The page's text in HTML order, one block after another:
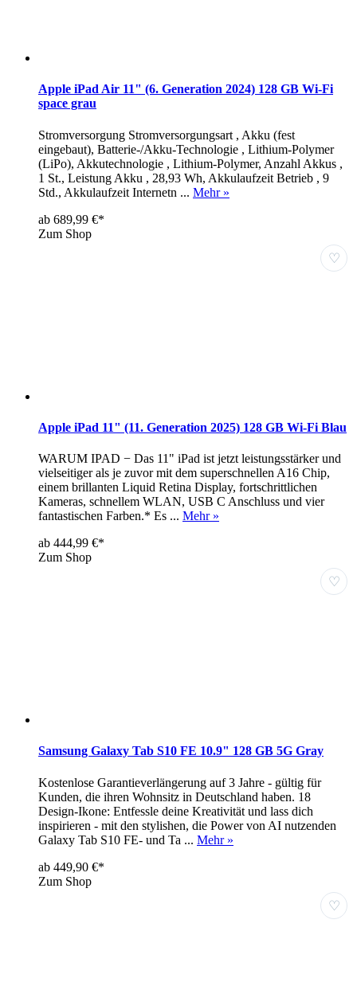
Apple iPad Air 11" (6. Generation 2024) 128 GB Wi-Fi
space grau
Stromversorgung Stromversorgungsart , Akku (fest
eingebaut), Batterie-/Akku-Technologie , Lithium-Polymer
(LiPo), Akkutechnologie , Lithium-Polymer, Anzahl Akkus ,
1 St., Leistung Akku , 28,93 Wh, Akkulaufzeit Betrieb , 9
Std., Akkulaufzeit Internetn ... Mehr »
ab 689,99 €*
Zum Shop
♡
Apple iPad 11" (11. Generation 2025) 128 GB Wi-Fi Blau
WARUM IPAD − Das 11" iPad ist jetzt leistungsstärker und
vielseitiger als je zuvor mit dem superschnellen A16 Chip,
einem brillanten Liquid Retina Display, fortschrittlichen
Kameras, schnellem WLAN, USB C Anschluss und vier
fantastischen Farben.* Es ... Mehr »
ab 444,99 €*
Zum Shop
♡
Samsung Galaxy Tab S10 FE 10.9" 128 GB 5G Gray
Kostenlose Garantieverlängerung auf 3 Jahre - gültig für
Kunden, die ihren Wohnsitz in Deutschland haben. 18
Design-Ikone: Entfessle deine Kreativität und lass dich
inspirieren - mit den stylishen, die Power von AI nutzenden
Galaxy Tab S10 FE- und Ta ... Mehr »
ab 449,90 €*
Zum Shop
♡